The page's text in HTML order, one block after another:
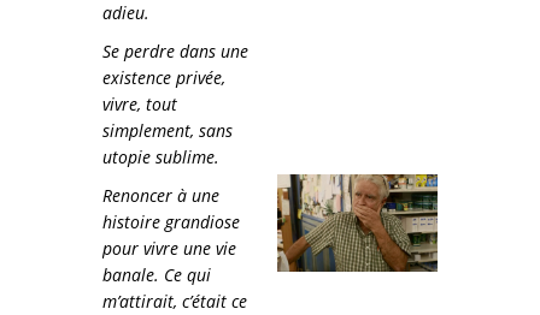
adieu.
Se perdre dans une
existence privée,
vivre, tout
simplement, sans
utopie sublime.
Renoncer à une
histoire grandiose
pour vivre une vie
banale. Ce qui
m’attirait, c’était ce